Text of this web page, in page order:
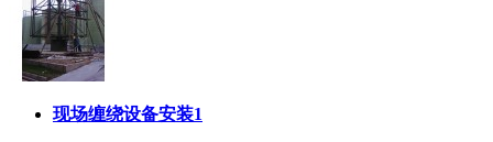
现场缠绕设备安装1